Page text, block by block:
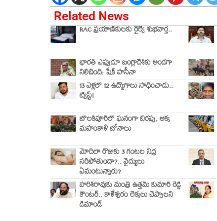
Related News
RAC ప్రయాణికులకు రైల్వే శుభవార్త..
భారత్ ఎప్పుడూ బంగ్లాదేశ్‌కు అండగా
నిలిచింది: షేక్ హసీనా
13 ఏళ్లలో 12 ఉద్యోగాలు సాధించాడు..
ట్విస్ట్!
బోలక్‌పూర్‌లో ఘనంగా బీరప్ప, అక్క
మహంకాళి బోనాలు
మోదీలా రోజుకు 3 గంటల నిద్ర
సరిపోతుందా?.. వైద్యులు
ఏమంటున్నారు?
హరీశ్‌రావుకు మంత్రి ఉత్తమ్ కుమార్ రెడ్డి
కౌంటర్.. కాళేశ్వరం లెక్కలు చెప్పాలని
డిమాండ్